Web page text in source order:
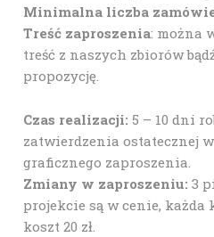
Minimalna liczba
Treść zaproszenia: można
treść z naszych zbiorów
propozycję.
Czas realizacji: 5 – 10 dni
zatwierdzenia ostatecznej
graficznego zaproszenia.
Zmiany w zaproszeniu: 3
projekcie są w cenie,
koszt 20 zł.